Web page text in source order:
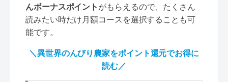
んボーナスポイントがもらえるので、たくさん
読みたい時だけ月額コースを選択することも可
能です。
＼異世界のんびり農家をポイント還元でお得に
読む／